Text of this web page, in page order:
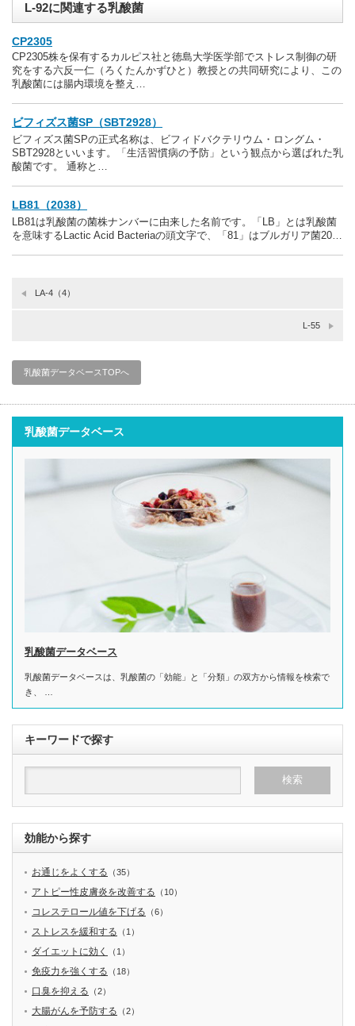
L-92に関連する乳酸菌
CP2305
CP2305株を保有するカルピス社と徳島大学医学部でストレス制御の研
究をする六反一仁（ろくたんかずひと）教授との共同研究により、この
乳酸菌には腸内環境を整え…
ビフィズス菌SP（SBT2928）
ビフィズス菌SPの正式名称は、ビフィドバクテリウム・ロングム・
SBT2928といいます。「生活習慣病の予防」という観点から選ばれた乳
酸菌です。 通称と…
LB81（2038）
LB81は乳酸菌の菌株ナンバーに由来した名前です。「LB」とは乳酸菌
を意味するLactic Acid Bacteriaの頭文字で、「81」はブルガリア菌20…
LA-4（4）
L-55
乳酸菌データベースTOPへ
乳酸菌データベース
乳酸菌データベース
乳酸菌データベースは、乳酸菌の「効能」と「分類」の双方から情報を検索で
き、 …
キーワードで探す
効能から探す
お通じをよくする （35）
アトピー性皮膚炎を改善する （10）
コレステロール値を下げる （6）
ストレスを緩和する （1）
ダイエットに効く （1）
免疫力を強くする （18）
口臭を抑える （2）
大腸がんを予防する （2）